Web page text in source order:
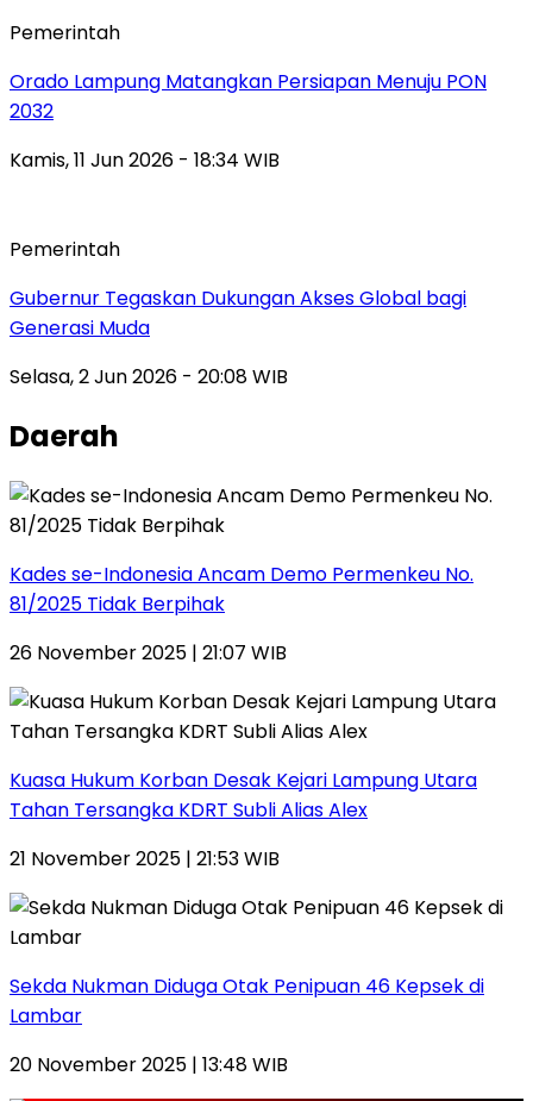
Pemerintah
Orado Lampung Matangkan Persiapan Menuju PON
2032
Kamis, 11 Jun 2026 - 18:34 WIB
Pemerintah
Gubernur Tegaskan Dukungan Akses Global bagi
Generasi Muda
Selasa, 2 Jun 2026 - 20:08 WIB
Daerah
Kades se-Indonesia Ancam Demo Permenkeu No.
81/2025 Tidak Berpihak
26 November 2025 | 21:07 WIB
Kuasa Hukum Korban Desak Kejari Lampung Utara
Tahan Tersangka KDRT Subli Alias Alex
21 November 2025 | 21:53 WIB
Sekda Nukman Diduga Otak Penipuan 46 Kepsek di
Lambar
20 November 2025 | 13:48 WIB